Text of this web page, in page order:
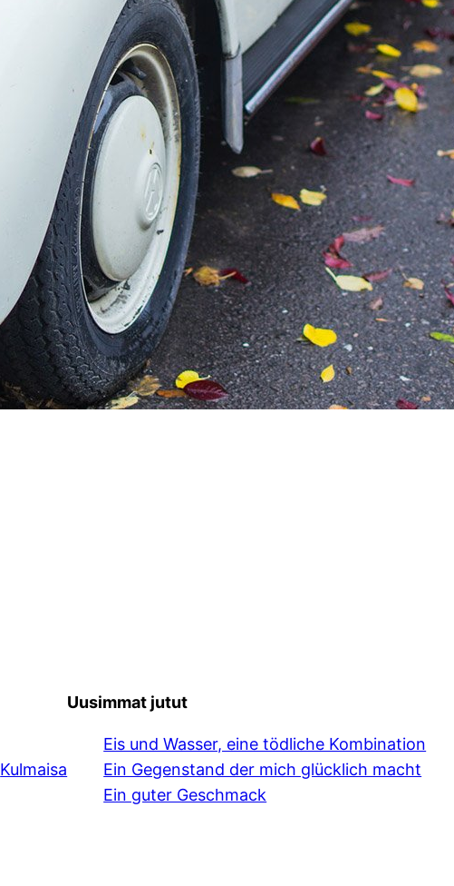
Kulmaisa
Uusimmat jutut
Eis und Wasser, eine tödliche Kombination
Ein Gegenstand der mich glücklich macht
Ein guter Geschmack